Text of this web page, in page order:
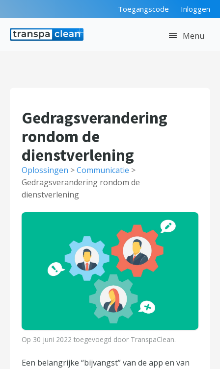
Toegangscode Inloggen
Menu
Gedragsverandering
rondom de
dienstverlening
Oplossingen >Communicatie >
Gedragsverandering rondom de
dienstverlening
Op 30 juni 2022 toegevoegd door TranspaClean.
Een belangrijke “bijvangst” van de app en van